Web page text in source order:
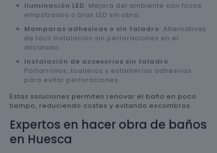
Iluminación LED: Mejora del ambiente con focos
empotrados o tiras LED sin obra.
Mamparas adhesivas o sin taladro: Alternativas
de fácil instalación sin perforaciones en el
alicatado.
Instalación de accesorios sin taladro:
Portarrollos, toalleros y estanterías adhesivas
para evitar perforaciones.
Estas soluciones permiten renovar el baño en poco
tiempo, reduciendo costes y evitando escombros.
Expertos en hacer obra de baños
en Huesca